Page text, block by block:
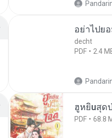
อย่าไปย
decht
PDF
2.4
ฮูหยิuสุด
PDF 68.8